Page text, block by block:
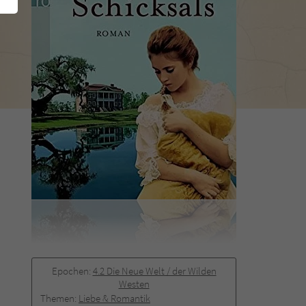
Epochen: 4.2 Die Neue Welt / der Wilden
Westen
Themen: Liebe & Romantik